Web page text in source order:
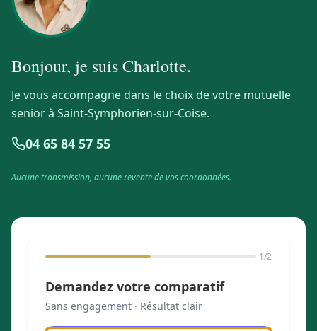
Bonjour, je suisCharlotte.
Je vous accompagne dans le choix de votre mutuelle
senior à Saint-Symphorien-sur-Coise.
04 65 84 57 55
Aucune transmission, aucune revente de vos coordonnées.
1/2
Demandez votre comparatif
Sans engagement · Résultat clair